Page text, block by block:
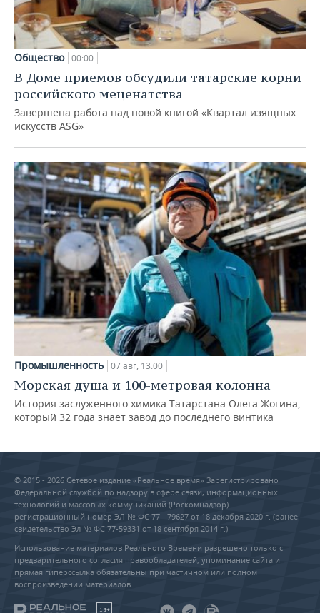
Общество 00:00
В Доме приемов обсудили татарские корни
российского меценатства
Завершена работа над новой книгой «Квартал изящных
искусств ASG»
Промышленность 07 авг, 13:00
Морская душа и 100-метровая колонна
История заслуженного химика Татарстана Олега Жогина,
который 32 года знает завод до последнего винтика
© 2015 - 2026 Сетевое издание «Реальное время» Зарегистрировано
Федеральной службой по надзору в сфере связи, информационных
технологий и массовых коммуникаций (Роскомнадзор) –
регистрационный номер ЭЛ № ФС 77 - 79627 от 18 декабря 2020 г. (ранее
свидетельство Эл № ФС 77-59331 от 18 сентября 2014 г.)
Использование материалов Реального Времени разрешено только с
предварительного согласия правообладателей, упоминание сайта и
прямая гиперссылка обязательны при частичном или полном
воспроизведении материалов.
18+